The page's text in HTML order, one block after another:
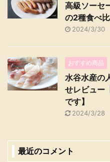
高級ソーセ
の2種食べ
2024/3/30
おすすめ商品
水谷水産の
せレビュー
です】
2024/3/28
最近のコメント